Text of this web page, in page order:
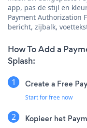
app, pas de stijl en
Payment Authorization
bericht, zijbalk,
How To Add a
Splash:
Create a Free
Start for free now
Kopieer het